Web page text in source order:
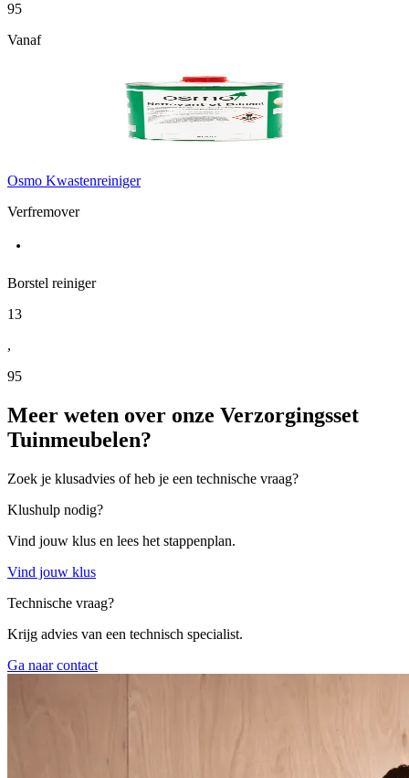
95
Vanaf
Osmo Kwastenreiniger
Verfremover
Borstel reiniger
13
,
95
Meer weten over onze Verzorgingsset
Tuinmeubelen?
Zoek je klusadvies of heb je een technische vraag?
Klushulp nodig?
Vind jouw klus en lees het stappenplan.
Vind jouw klus
Technische vraag?
Krijg advies van een technisch specialist.
Ga naar contact